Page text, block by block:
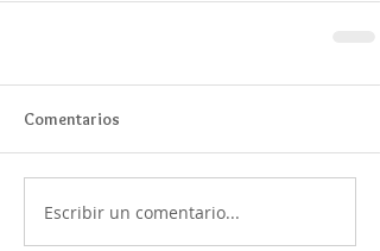
Comentarios
Escribir un comentario...